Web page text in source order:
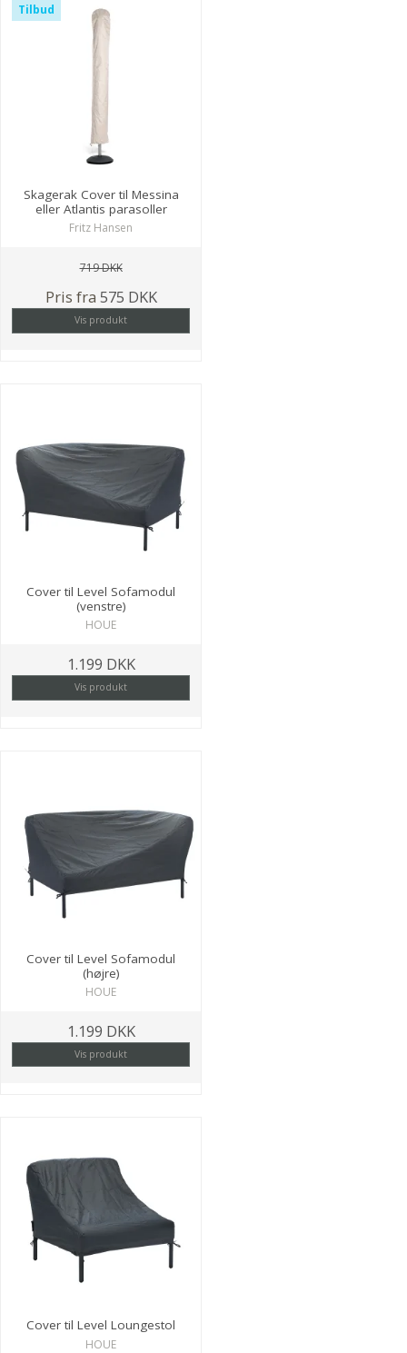
Tilbud
Skagerak Cover til Messina
eller Atlantis parasoller
Fritz Hansen
719 DKK
Pris fra 575 DKK
Vis produkt
Cover til Level Sofamodul
(venstre)
HOUE
1.199 DKK
Vis produkt
Cover til Level Sofamodul
(højre)
HOUE
1.199 DKK
Vis produkt
Cover til Level Loungestol
HOUE